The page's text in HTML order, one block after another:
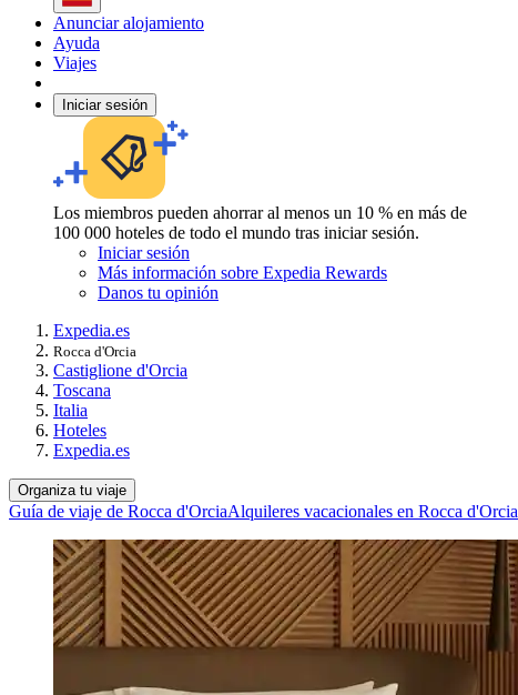
Anunciar alojamiento
Ayuda
Viajes
Iniciar sesión
Los miembros pueden ahorrar al menos un 10 % en más de
100 000 hoteles de todo el mundo tras iniciar sesión.
Iniciar sesión
Más información sobre Expedia Rewards
Danos tu opinión
Expedia.es
Rocca d'Orcia
Castiglione d'Orcia
Toscana
Italia
Hoteles
Expedia.es
Organiza tu viaje
Guía de viaje de Rocca d'OrciaAlquileres vacacionales en Rocca d'Orcia